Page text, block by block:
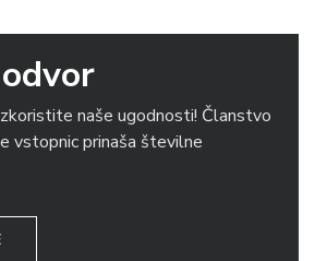
naše ugodnosti! Članstvo
vstopnic prinaša številne